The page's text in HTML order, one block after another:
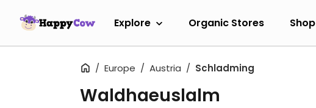
Explore Organic Stores Shop
Europe Austria Schladming
Waldhaeuslalm